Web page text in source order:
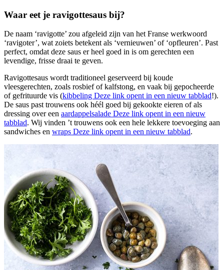
Waar eet je ravigottesaus bij?
De naam ‘ravigotte’ zou afgeleid zijn van het Franse werkwoord
‘ravigoter’, wat zoiets betekent als ‘vernieuwen’ of ‘opfleuren’. Past
perfect, omdat deze saus er heel goed in is om gerechten een
levendige, frisse draai te geven.
Ravigottesaus wordt traditioneel geserveerd bij koude
vleesgerechten, zoals rosbief of kalfstong, en vaak bij gepocheerde
of gefrituurde vis (kibbeling Deze link opent in een nieuw tabblad!).
De saus past trouwens ook héél goed bij gekookte eieren of als
dressing over een aardappelsalade Deze link opent in een nieuw
tabblad. Wij vinden ’t trouwens ook een hele lekkere toevoeging aan
sandwiches en wraps Deze link opent in een nieuw tabblad.